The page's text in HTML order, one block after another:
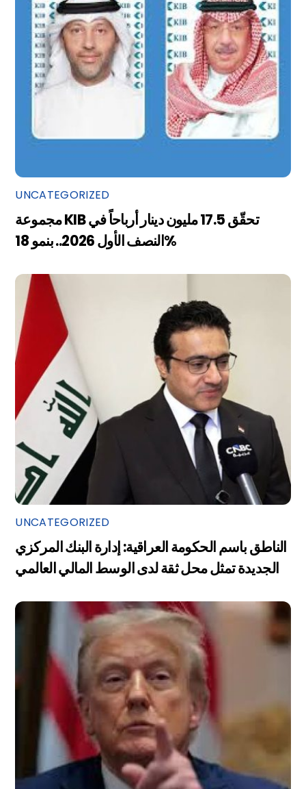
UNCATEGORIZED
مجموعة KIB تحقّق 17.5 مليون دينار أرباحاً في
النصف الأول 2026.. بنمو 18%
UNCATEGORIZED
الناطق باسم الحكومة العراقية: إدارة البنك المركزي
الجديدة تمثل محل ثقة لدى الوسط المالي العالمي